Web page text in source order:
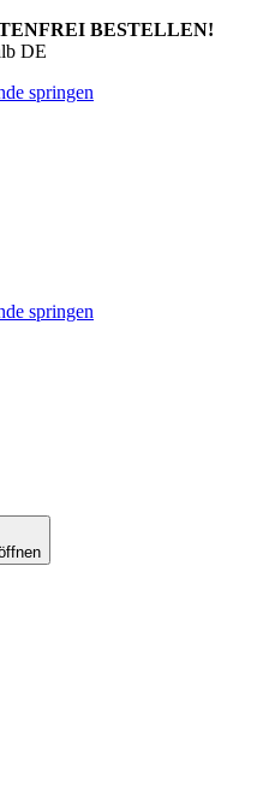
BESTELLEN!
DE
springen
springen